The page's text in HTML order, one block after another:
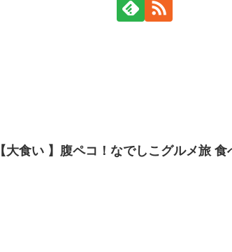
【大食い 】腹ペコ！なでしこグルメ旅 食